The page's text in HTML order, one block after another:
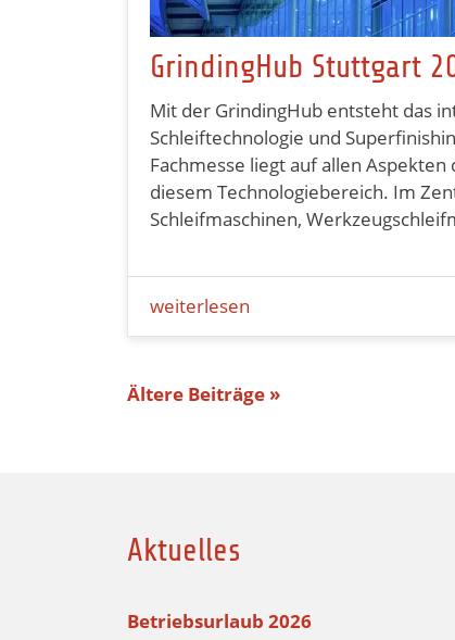
GrindingHub Stuttgart
Mit der GrindingHub entsteht das
Schleiftechnologie und
Fachmesse liegt auf allen
diesem Technologiebereich. Im
Schleifmaschinen,
weiterlesen
Ältere Beiträge »
Aktuelles
Betriebsurlaub 2026